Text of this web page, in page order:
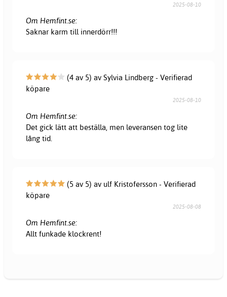
2025-08-10
Om Hemfint.se:
Saknar karm till innerdörr!!!
(4 av 5) av Sylvia Lindberg - Verifierad
köpare
2025-08-10
Om Hemfint.se:
Det gick lätt att beställa, men leveransen tog lite
lång tid.
(5 av 5) av ulf Kristofersson - Verifierad
köpare
2025-08-08
Om Hemfint.se:
Allt funkade klockrent!